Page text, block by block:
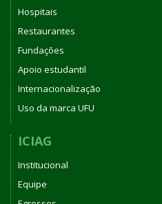
Hospitais
Restaurantes
Fundações
Apoio estudantil
Internacionalização
Uso da marca UFU
ICIAG
Institucional
Equipe